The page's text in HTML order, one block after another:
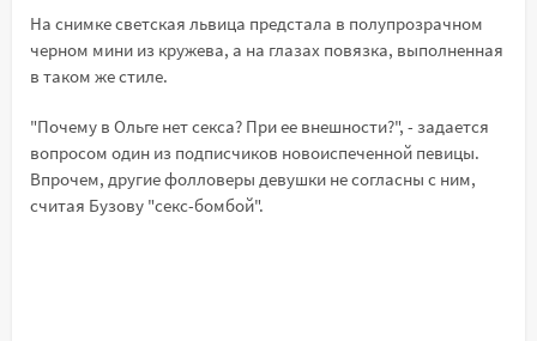
На снимке светская львица предстала в полупрозрачном
черном мини из кружева, а на глазах повязка, выполненная
в таком же стиле.
"Почему в Ольге нет секса? При ее внешности?", - задается
вопросом один из подписчиков новоиспеченной певицы.
Впрочем, другие фолловеры девушки не согласны с ним,
считая Бузову "секс-бомбой".